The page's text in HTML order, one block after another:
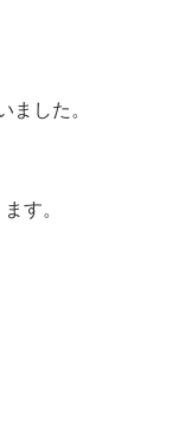
ました。
す。